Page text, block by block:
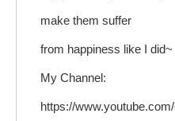
make them suffer
from happiness like I did~
My Channel:
https://